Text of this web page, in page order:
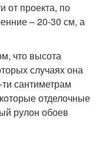
от проекта, по
– 20-30 см, а
что высота
случаях она
сантиметрам
отделочные
рулон обоев